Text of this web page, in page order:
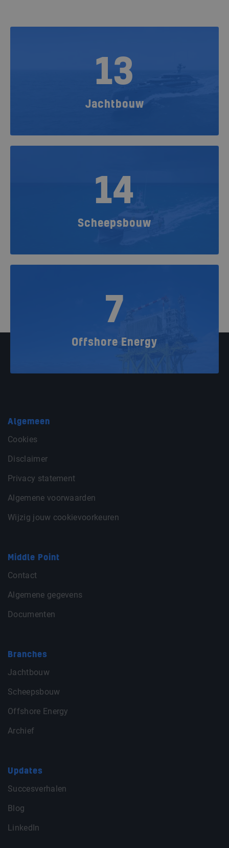
13
Jachtbouw
14
Scheepsbouw
7
Offshore Energy
Algemeen
Cookies
Disclaimer
Privacy statement
Algemene voorwaarden
Wijzig jouw cookievoorkeuren
Middle Point
Contact
Algemene gegevens
Documenten
Branches
Jachtbouw
Scheepsbouw
Offshore Energy
Archief
Updates
Succesverhalen
Blog
LinkedIn